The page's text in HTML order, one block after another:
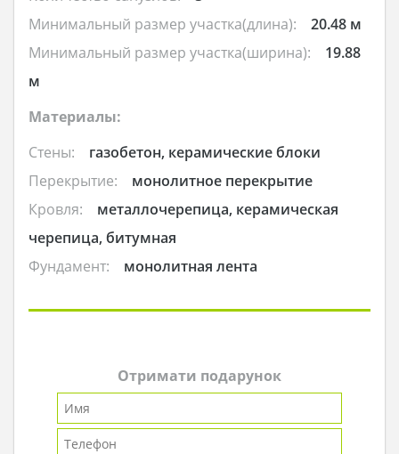
Минимальный размер участка(длина):
20.48 м
Минимальный размер участка(ширина):
19.88
м
Материалы:
Стены:
газобетон, керамические блоки
Перекрытие:
монолитное перекрытие
Кровля:
металлочерепица, керамическая
черепица, битумная
Фундамент:
монолитная лента
Отримати подарунок